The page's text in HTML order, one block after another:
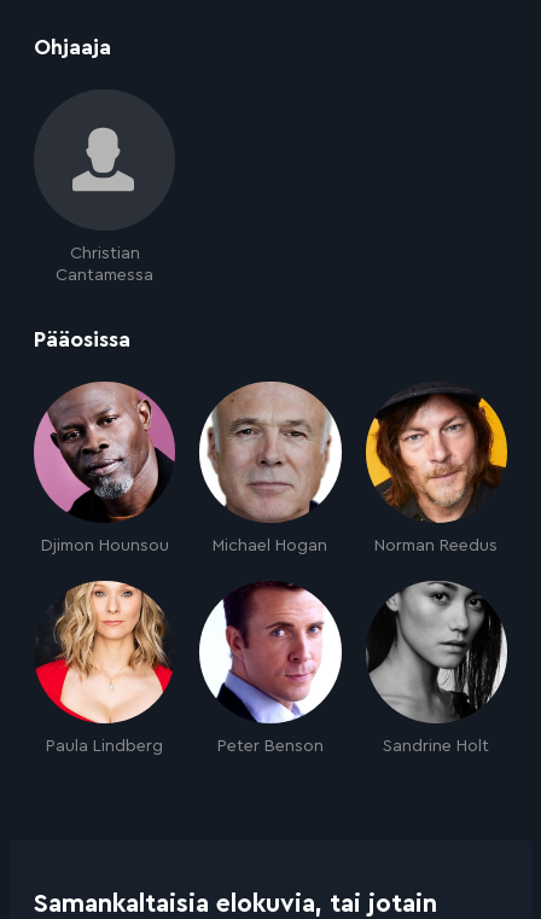
Ohjaaja
Christian
Cantamessa
Pääosissa
Djimon Hounsou Michael Hogan Norman Reedus
Paula Lindberg Peter Benson Sandrine Holt
Samankaltaisia elokuvia, tai jotain